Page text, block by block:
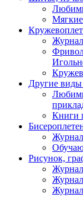
Другие виды
Книги
Рисунок,